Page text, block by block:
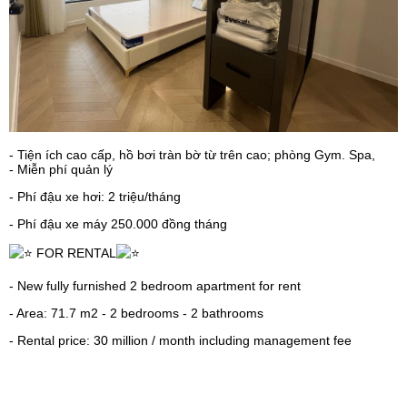
- Tiện ích cao cấp, hồ bơi tràn bờ từ trên cao; phòng Gym. Spa,
- Miễn phí quản lý
- Phí đậu xe hơi: 2 triệu/tháng
- Phí đậu xe máy 250.000 đồng tháng
FOR RENTAL
- New fully furnished 2 bedroom apartment for rent
- Area: 71.7 m2 - 2 bedrooms - 2 bathrooms
- Rental price: 30 million / month including management fee